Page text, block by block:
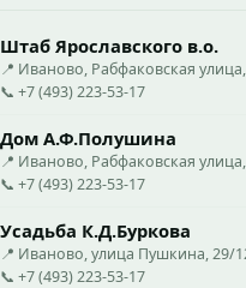
Штаб Ярославского в.о.
📍 Иваново, Рабфаковская
📞 +7 (493) 223-53-17
Дом А.Ф.Полушина
📍 Иваново, Рабфаковская
📞 +7 (493) 223-53-17
Усадьба К.Д.Буркова
📍 Иваново, улица Пушкина, 29/
📞 +7 (493) 223-53-17